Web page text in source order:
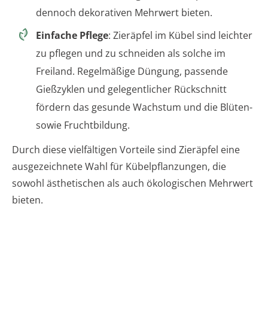
dennoch dekorativen Mehrwert bieten.
Einfache Pflege: Zieräpfel im Kübel sind leichter
zu pflegen und zu schneiden als solche im
Freiland. Regelmäßige Düngung, passende
Gießzyklen und gelegentlicher Rückschnitt
fördern das gesunde Wachstum und die Blüten-
sowie Fruchtbildung.
Durch diese vielfältigen Vorteile sind Zieräpfel eine
ausgezeichnete Wahl für Kübelpflanzungen, die
sowohl ästhetischen als auch ökologischen Mehrwert
bieten.